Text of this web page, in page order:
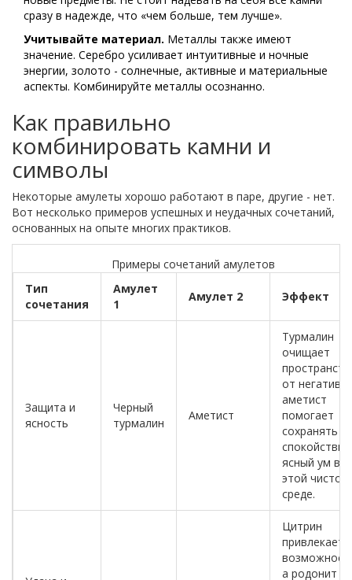
сразу в надежде, что «чем больше, тем лучше».
Учитывайте материал. Металлы также имеют
значение. Серебро усиливает интуитивные и ночные
энергии, золото - солнечные, активные и материальные
аспекты. Комбинируйте металлы осознанно.
Как правильно
комбинировать камни и
символы
Некоторые амулеты хорошо работают в паре, другие - нет.
Вот несколько примеров успешных и неудачных сочетаний,
основанных на опыте многих практиков.
Примеры сочетаний амулетов
Тип
сочетания
Амулет
1
Амулет 2 Эффект
Защита и
ясность
Черный
турмалин
Аметист
Турмалин
очищает
от
аметист
помогает
сохранять
ясный ум в
этой чистой
среде.
Цитрин
привлекает
а родонит